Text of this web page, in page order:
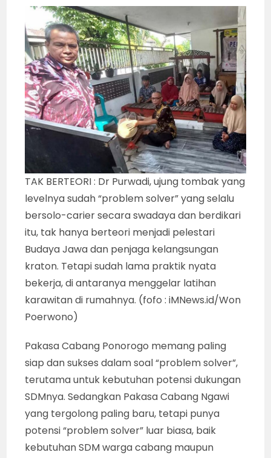
TAK BERTEORI : Dr Purwadi, ujung tombak yang
levelnya sudah “problem solver” yang selalu
bersolo-carier secara swadaya dan berdikari
itu, tak hanya berteori menjadi pelestari
Budaya Jawa dan penjaga kelangsungan
kraton. Tetapi sudah lama praktik nyata
bekerja, di antaranya menggelar latihan
karawitan di rumahnya. (fofo : iMNews.id/Won
Poerwono)
Pakasa Cabang Ponorogo memang paling
siap dan sukses dalam soal “problem solver”,
terutama untuk kebutuhan potensi dukungan
SDMnya. Sedangkan Pakasa Cabang Ngawi
yang tergolong paling baru, tetapi punya
potensi “problem solver” luar biasa, baik
kebutuhan SDM warga cabang maupun